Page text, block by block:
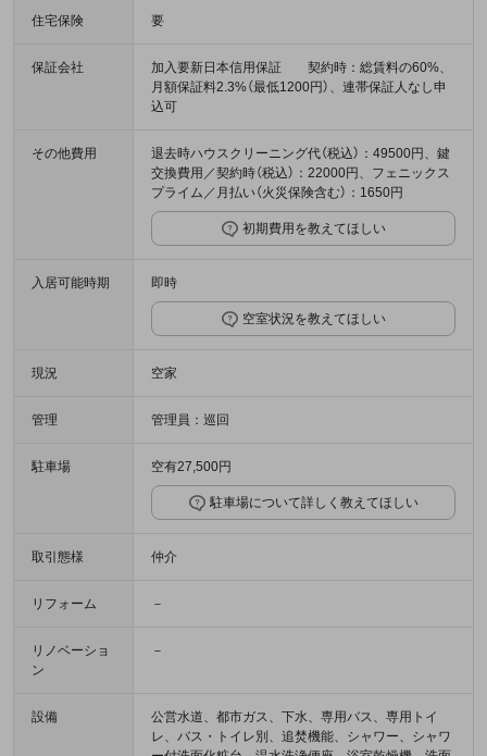
住宅保険 要
保証会社
加入要新日本信用保証 契約時：総賃料の60%、
月額保証料2.3%（最低1200円）、連帯保証人なし申
込可
その他費用
退去時ハウスクリーニング代（税込）：49500円、鍵
交換費用／契約時（税込）：22000円、フェニックス
プライム／月払い（火災保険含む）：1650円
初期費用を教えてほしい
入居可能時期 即時
空室状況を教えてほしい
現況 空家
管理 管理員：巡回
駐車場 空有27,500円
駐車場について詳しく教えてほしい
取引態様 仲介
リフォーム －
リノベーショ
ン
－
設備
公営水道、都市ガス、下水、専用バス、専用トイ
レ、バス・トイレ別、追焚機能、シャワー、シャワ